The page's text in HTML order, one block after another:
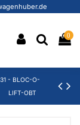
0
- BLOC-O-
LIFT-OBT